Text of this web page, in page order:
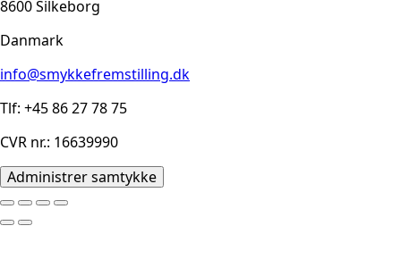
8600 Silkeborg
Danmark
info@smykkefremstilling.dk
Tlf: +45 86 27 78 75
CVR nr.: 16639990
Administrer samtykke